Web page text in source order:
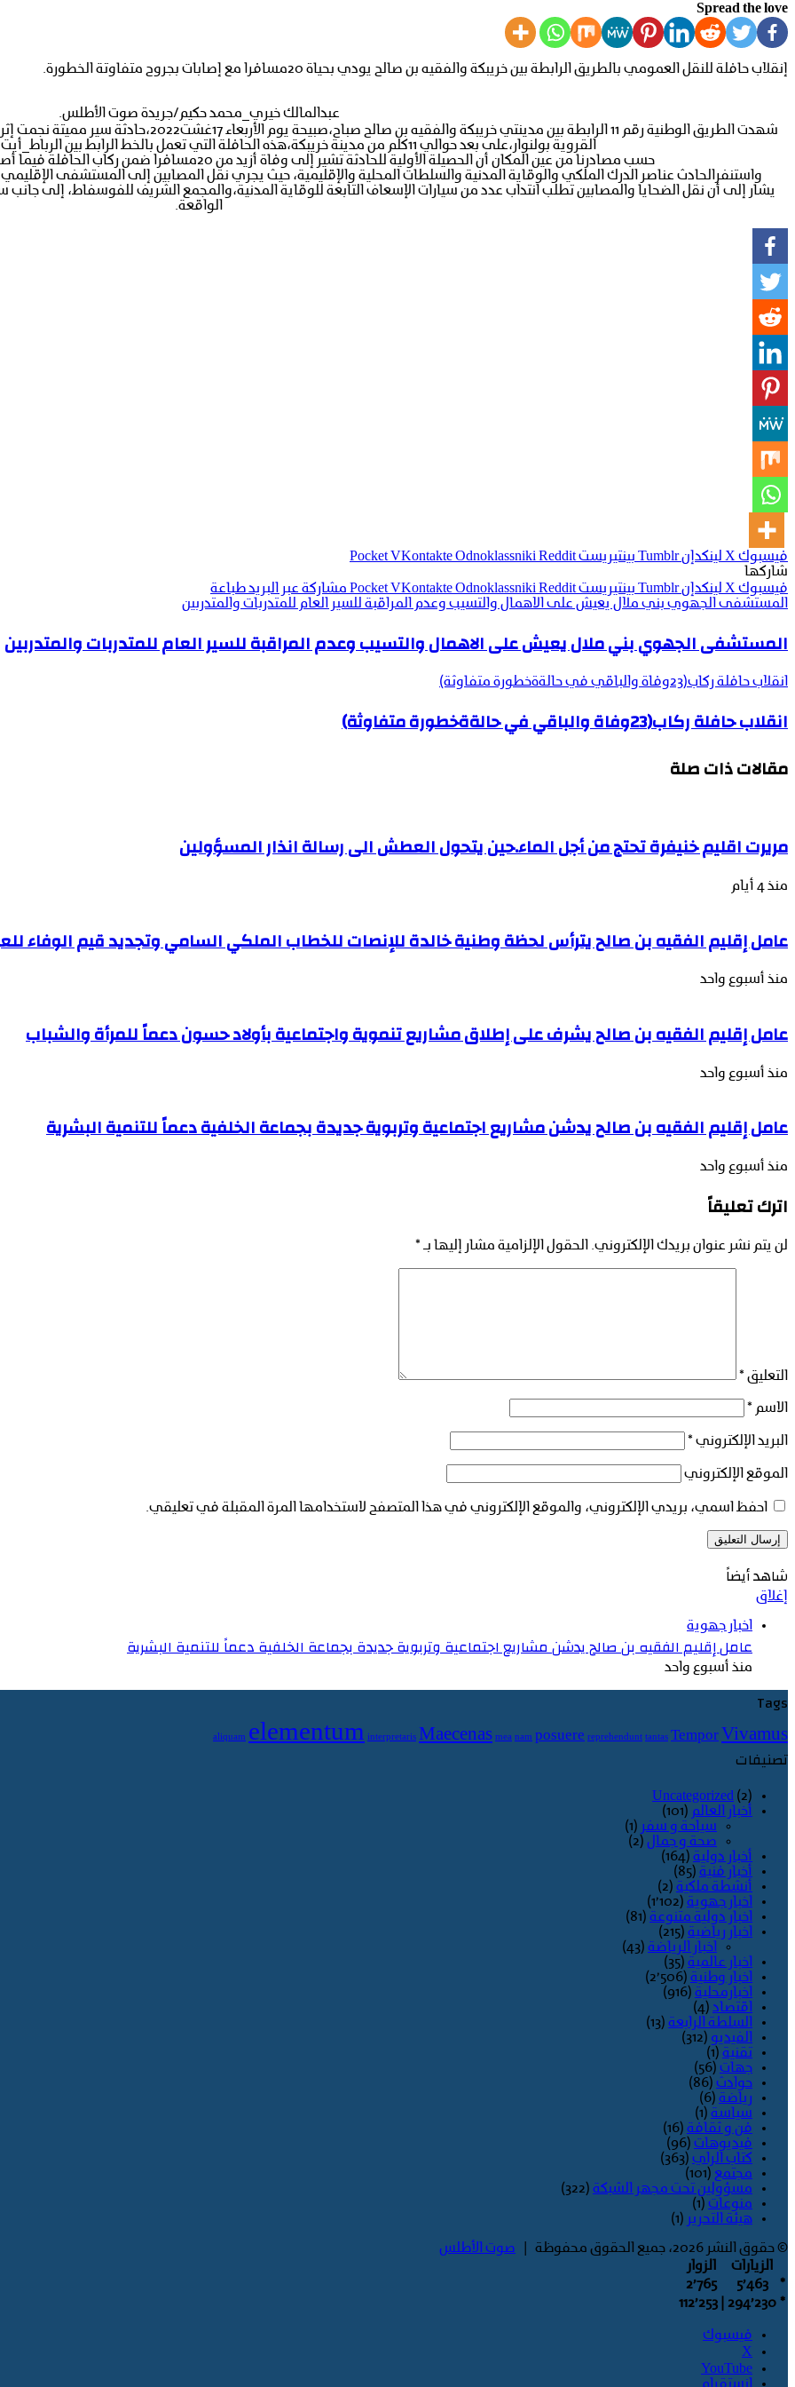
Spread the love
إنقلاب حافلة للنقل العمومي بالطريق الرابطة بين خريبكة والفقيه بن صالح يودي بحياة 20مسافرا مع إصابات بجروح متفاوتة الخطورة.
عبدالمالك خيري_محمد حكيم/جريدة صوت الأطلس.
القروية بولنوار،على بعد حوالي 11كلم من مدينة خريبكة،هذه الحافلة التي تعمل بالخط الرابط بين الرباط_أيت اعتاب”عبر خريبكة_الفقيه بن صالح”.
حسب مصادرنا من عين المكان أن الحصيلة الأولية للحادثة تشير إلى وفاة أزيد من 20مسافرا ضمن ركاب الحافلة فيما أصيب أزيد من 30 شخصا بجروح متفاوتة الخطورة.
واستنفرالحادث عناصر الدرك الملكي والوقاية المدنية والسلطات المحلية والإقليمية، حيث يجري نقل المصابين إلى المستشفى
يشار إلى أن نقل الضحايا والمصابين تطلب انتداب عدد من سيارات الإسعاف التابعة للوقاية المدنية،والمجمع الشريف للفوسفاط، إلى جانب
الواقعة.
فيسبوك‫X لينكدإن بينتيريست Odnoklassniki
‫Pocket
شاركها
فيسبوك‫X لينكدإن بينتيريست Odnoklassniki
‫Pocket مشاركة عبر البريدطباعة
المستشفى الجهوي بني ملال يعيش على الاهمال والتسيب وعدم المراقبة للسير العام للمتدربات والمتدربين
المستشفى الجهوي بني ملال يعيش على الاهمال والتسيب وعدم المراقبة للسير العام للمتدربات والمتدربين
انقلاب حافلة ركاب(23وفاة والباقي في حالةةخطورة متفاوثة)
انقلاب حافلة ركاب(23وفاة والباقي في حالةةخطورة متفاوثة)
مقالات ذات صلة
مريرت اقليم خنيفرة تحتج من أجل الماء.حين يتحول العطش الى رسالة انذار المسؤولين
منذ 4 أيام
عامل إقليم الفقيه بن صالح يترأس لحظة وطنية خالدة للإنصات للخطاب الملكي السامي وتجديد قيم الوفاء
منذ أسبوع واحد
عامل إقليم الفقيه بن صالح يشرف على إطلاق مشاريع تنموية واجتماعية بأولاد حسون دعماً للمرأة والشباب
منذ أسبوع واحد
عامل إقليم الفقيه بن صالح يدشن مشاريع اجتماعية وتربوية جديدة بجماعة الخلفية دعماً للتنمية البشرية
منذ أسبوع واحد
اترك تعليقاً
لن يتم نشر عنوان بريدك الإلكتروني. الحقول الإلزامية مشار إليها بـ *
التعليق *
الاسم *
البريد الإلكتروني *
الموقع الإلكتروني
احفظ اسمي، بريدي الإلكتروني، والموقع الإلكتروني في هذا المتصفح لاستخدامها المرة المقبلة في تعليقي.
شاهد أيضاً
إغلاق
اخبار جهوية
عامل إقليم الفقيه بن صالح يدشن مشاريع اجتماعية وتربوية جديدة بجماعة الخلفية دعماً للتنمية البشرية
منذ أسبوع واحد
Tags
aliquam elementum interpretaris Maecenas mea nam posuere reprehendunt tantas Tempor Vivamus
تصنيفات
Uncategorized (2)
أخبار العالم (101)
سياحة و سفر (1)
صحة و جمال (2)
أخبار دولية (164)
أخبار فنية (85)
أنشطة ملكية (2)
اخبار جهوية (1٬102)
اخبار دولية متنوعة (81)
اخبار رياضية (215)
اخبار الرياضة (43)
اخبار عالمية (35)
اخبار وطنية (2٬506)
اخبارمحلية (916)
اقتصاد (4)
السلطة الرابعة (13)
الفيديو (312)
تقنية (1)
جهات (56)
حوادث (86)
رياضة (6)
سياسة (1)
فن و ثقافة (16)
فيديوهات (96)
كتاب الراي (363)
مجتمع (101)
مسؤولين تحت مجهر الشبكة (322)
منوعات (1)
هيئة التحرير (1)
© حقوق النشر 2026، جميع الحقوق محفوظة |
صوت الأطلس
الزيارات
الزوار
*
5٬463
2٬765
* 294٬230
فيسبوك
‫X
‫YouTube
انستقرام